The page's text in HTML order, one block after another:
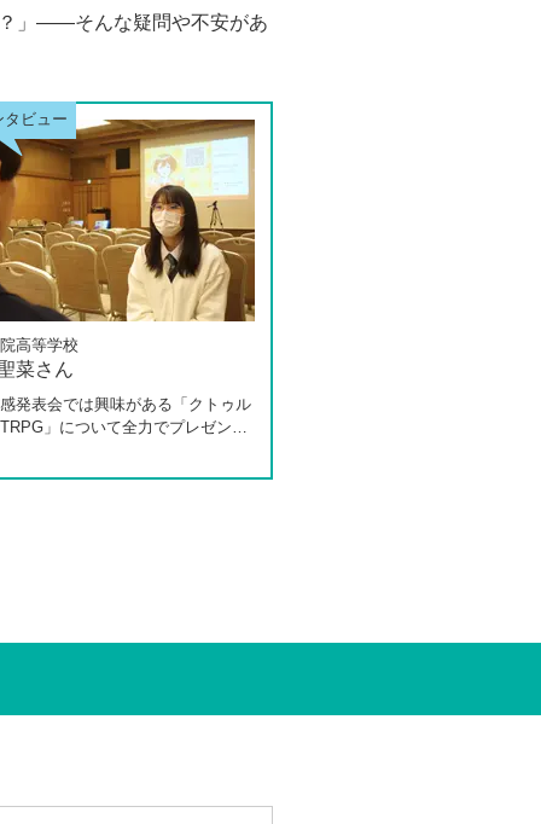
？」――そんな疑問や不安があ
高等学校
菜さん
発表会では興味がある「クトゥル
」について全力でプレゼンし
調を崩し、12月に第一学院高等学